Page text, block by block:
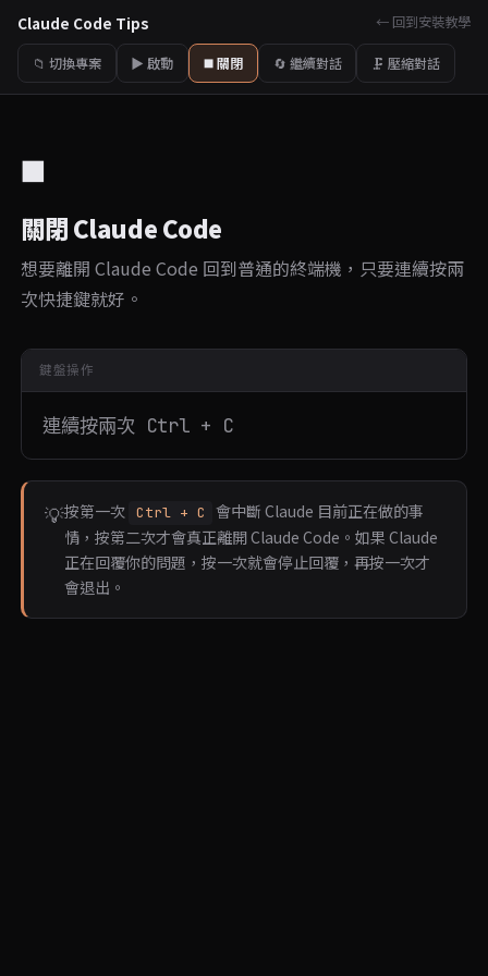
Claude Code Tips ← 回到安裝教學
📁 切換專案 ▶️ 啟動 ◼️ 關閉 🔄 繼續對話 🗜 壓縮對話
◼️
關閉 Claude Code
想要離開 Claude Code 回到普通的終端機，只要連續按兩
次快捷鍵就好。
鍵盤操作
連續按兩次 Ctrl + C
💡按第一次 Ctrl + C
會中斷 Claude 目前正在做的事
情，按第二次才會真正離開 Claude Code。如果 Claude
正在回覆你的問題，按一次就會停止回覆，再按一次才
會退出。